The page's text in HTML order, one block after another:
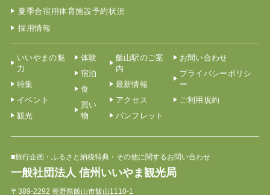
夏季合宿用体育施設予約状況
採用情報
いいやまの魅
力
特集
イベント
観光
体験
宿泊
食
買い
物
飯山駅のご案
内
最新情報
アクセス
パンフレット
お問い合わせ
プライバシーポリシ
ー
ご利用規約
■旅行企画・ふるさと納税特典・その他に関するお問い合わせ
一般社団法人 信州いいやま観光局
〒389-2292 長野県飯山市飯山1110-1